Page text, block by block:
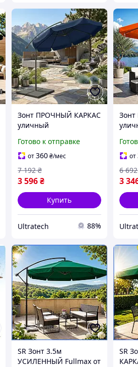
Зонт ПРОЧНЫЙ КАРКАС
уличный
ПОЛЬША СТАЛЬНАЯ
РАМА ВЫДЕРЖИВАЕТ
ВЕТЕР, Большой зонт
для дома для отдыха
Готово к отправке
от360₴/мес
3 596₴
7 192 ₴
Купить
Ultratech 88%
для
от
3
6 692
SR Зонт 3.5м
УСИЛЕННЫЙ Fullmax от
SR